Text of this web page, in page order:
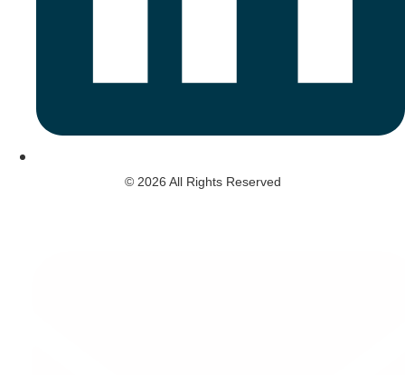
© 2026 All Rights Reserved